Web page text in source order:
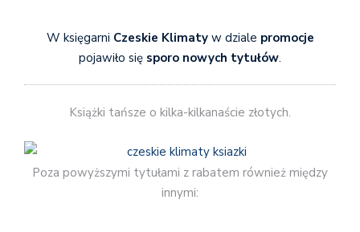
W księgarni Czeskie Klimatyw dziale promocje
pojawiło się sporo nowych tytułów.
Książki tańsze o kilka-kilkanaście złotych.
Poza powyższymi tytułami z rabatem również między
innymi: